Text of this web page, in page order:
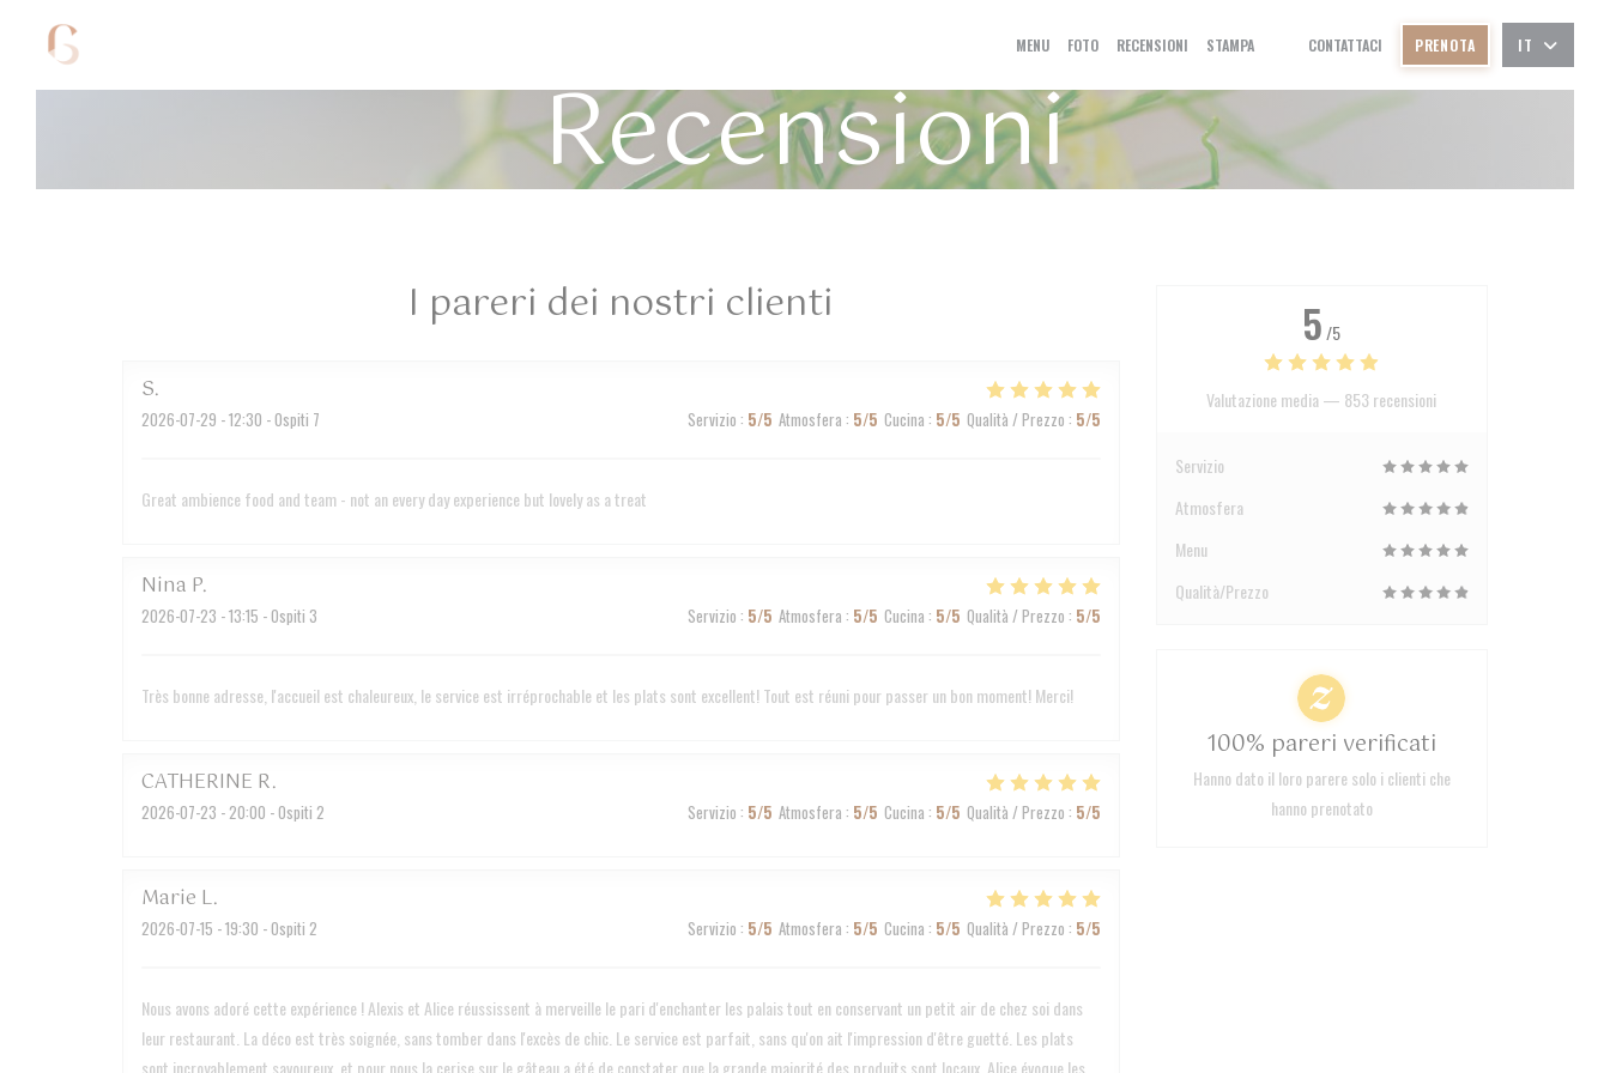
Personalizzazione delle tue scelte sui cookie
MENU FOTO RECENSIONI STAMPA
((APRE UNA NUOVA FINESTRA))
((APRE UNA NUOVA FINESTRA))
CONTATTACI PRENOTA IT
Recensioni
I pareri dei nostri clienti
S
2026-07-29 - 12:30 - Ospiti 7 Servizio : 5/5 Atmosfera : 5/5 Cucina : 5/5 Qualità / Prezzo : 5/5
Great ambience food and team - not an every day experience but lovely as a treat
Nina P
2026-07-23 - 13:15 - Ospiti 3 Servizio : 5/5 Atmosfera : 5/5 Cucina : 5/5 Qualità / Prezzo : 5/5
Très bonne adresse, l'accueil est chaleureux, le service est irréprochable et les plats sont excellent! Tout est réuni pour passer un bon moment! Merci!
CATHERINE R
2026-07-23 - 20:00 - Ospiti 2 Servizio : 5/5 Atmosfera : 5/5 Cucina : 5/5 Qualità / Prezzo : 5/5
Marie L
2026-07-15 - 19:30 - Ospiti 2 Servizio : 5/5 Atmosfera : 5/5 Cucina : 5/5 Qualità / Prezzo : 5/5
Nous avons adoré cette expérience ! Alexis et Alice réussissent à merveille le pari d'enchanter les palais tout en conservant un petit air de chez soi dans
leur restaurant. La déco est très soignée, sans tomber dans l'excès de chic. Le service est parfait, sans qu'on ait l'impression d'être guetté. Les plats
sont incroyablement savoureux, et pour nous la cerise sur le gâteau a été de constater que la grande majorité des produits sont locaux, Alice évoque les
5 /5
Valutazione media — 853 recensioni
Servizio
Atmosfera
Menu
Qualità/Prezzo
100% pareri verificati
Hanno dato il loro parere solo i clienti che
hanno prenotato